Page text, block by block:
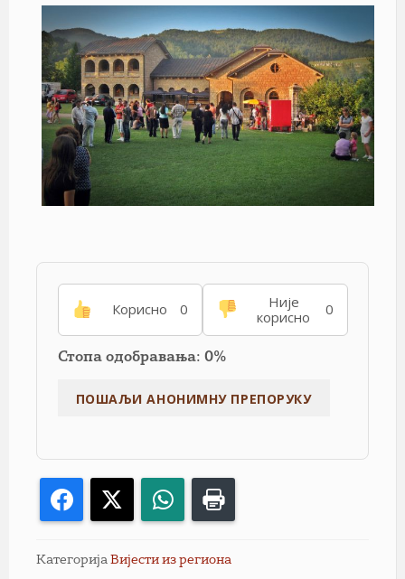
Корисно 0
Није
корисно
0
Стопа одобравања: 0%
Facebook WhatsApp
Категорија Вијести из региона